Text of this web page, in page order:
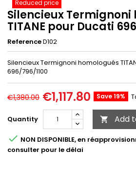
Reduced price
Silencieux Termignoni
TITANE pour Ducati
ReferenceD102
Silencieux Termignoni homologués
696/796/1100
€1,380.00 €1,117.80 Save 19%
Quantity  Add
 NON DISPONIBLE, en
consulter pour le délai